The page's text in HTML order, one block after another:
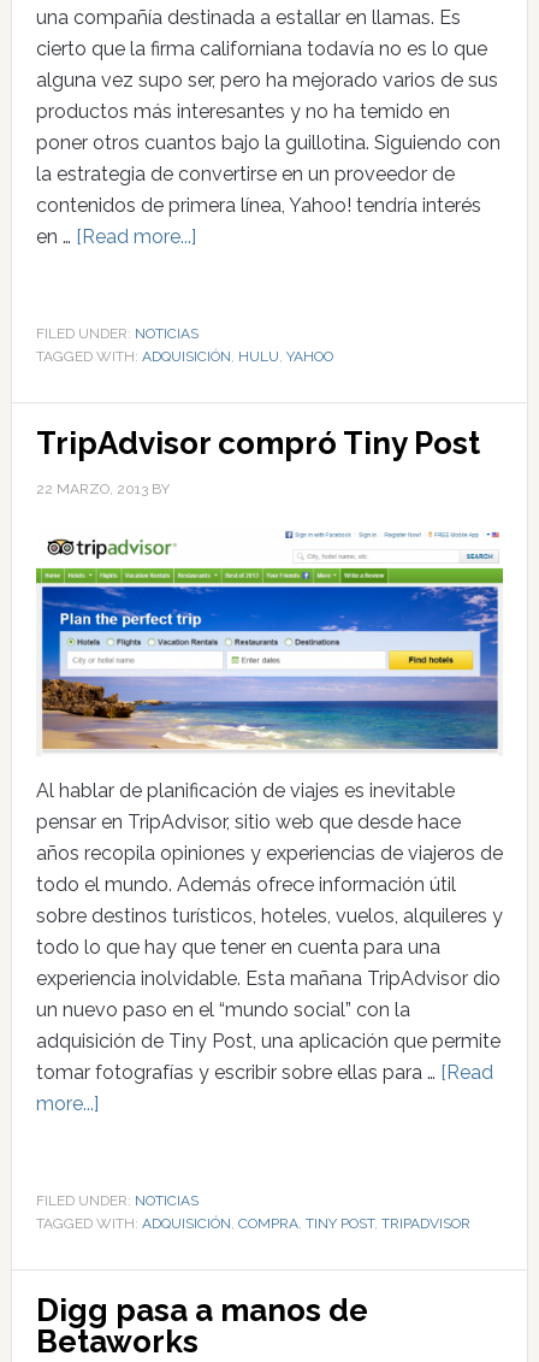
una compañía destinada a estallar en llamas. Es
cierto que la firma californiana todavía no es lo que
alguna vez supo ser, pero ha mejorado varios de sus
productos más interesantes y no ha temido en
poner otros cuantos bajo la guillotina. Siguiendo con
la estrategia de convertirse en un proveedor de
contenidos de primera línea, Yahoo! tendría interés
en … [Read more...]
FILED UNDER: NOTICIAS
TAGGED WITH: ADQUISICIÓN, HULU, YAHOO
TripAdvisor compró Tiny Post
22 MARZO, 2013BY
Al hablar de planificación de viajes es inevitable
pensar en TripAdvisor, sitio web que desde hace
años recopila opiniones y experiencias de viajeros de
todo el mundo. Además ofrece información útil
sobre destinos turísticos, hoteles, vuelos, alquileres y
todo lo que hay que tener en cuenta para una
experiencia inolvidable. Esta mañana TripAdvisor dio
un nuevo paso en el “mundo social” con la
adquisición de Tiny Post, una aplicación que permite
tomar fotografías y escribir sobre ellas para … [Read
more...]
FILED UNDER: NOTICIAS
TAGGED WITH: ADQUISICIÓN, COMPRA, TINY POST, TRIPADVISOR
Digg pasa a manos de
Betaworks